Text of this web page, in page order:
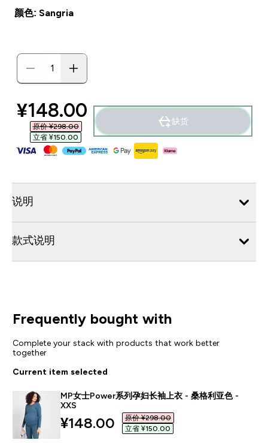
颜色: Sangria
discounted price
¥148.00‎
原价 ¥298.00‎
立省 ¥150.00‎
缺货
说明
款式说明
Frequently bought with
Complete your stack with products that work better
together
Current item selected
MP女士Power系列孕妇长袖上衣 - 桑格利亚色 -
XXS
discounted price
¥148.00‎
原价 ¥298.00‎
立省 ¥150.00‎